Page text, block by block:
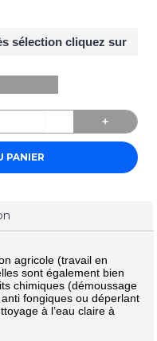
sélection cliquez sur
+
PANIER
agricole (travail en
sont également bien
chimiques (démoussage
fongiques ou déperlant
à l’eau claire à